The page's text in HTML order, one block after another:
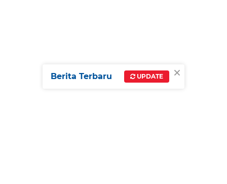
×
Berita Terbaru UPDATE